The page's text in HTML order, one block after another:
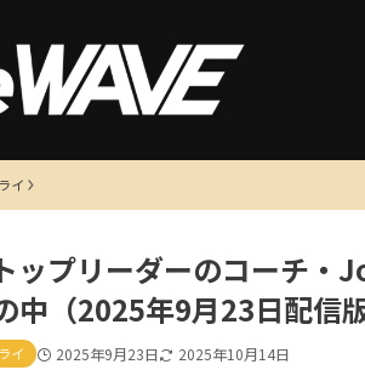
イ
ップリーダーのコーチ・
中（2025年9月23日配信版
イ 2025年9月23日 2025年10月14日